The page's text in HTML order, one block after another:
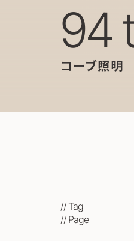
コーブ照明
// Tag
// Page